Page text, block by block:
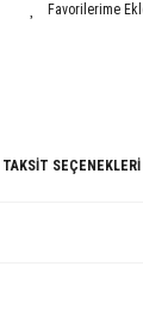
TAKSIT SEÇENEKLERI